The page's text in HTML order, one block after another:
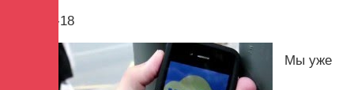
2017-10-18
Мы уже